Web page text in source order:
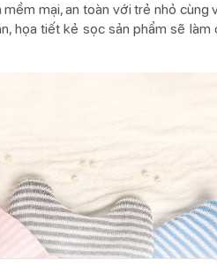
mại, an toàn với trẻ nhỏ
họa tiết kẻ sọc sản phẩm sẽ